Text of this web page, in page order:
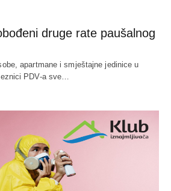
druge rate paušalnog
apartmane i smještajne jedinice u
PDV-a sve…